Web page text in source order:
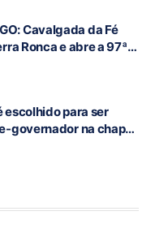
Cavalgada da Fé
Ronca e abre a 97ª
da Lapa
escolhido para ser
governador na chapa